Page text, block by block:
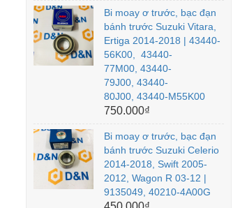
Bi moay ơ trước, bạc đạn
bánh trước Suzuki Vitara,
Ertiga 2014-2018 | 43440-
56K00, 43440-
77M00, 43440-
79J00, 43440-
80J00, 43440-M55K00
750.000₫
Bi moay ơ trước, bạc đạn
bánh trước Suzuki Celerio
2014-2018, Swift 2005-
2012, Wagon R 03-12 |
9135049, 40210-4A00G